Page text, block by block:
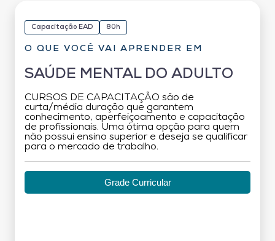
Capacitação EAD 80h
O QUE VOCÊ VAI APRENDER EM
SAÚDE MENTAL DO ADULTO
CURSOS DE CAPACITAÇÃO são de
curta/média duração que garantem
conhecimento, aperfeiçoamento e capacitação
de profissionais. Uma ótima opção para quem
não possui ensino superior e deseja se qualificar
para o mercado de trabalho.
Grade Curricular